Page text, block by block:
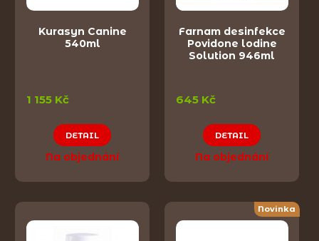
Kurasyn Canine
540ml
1 155 Kč
DETAIL
Na objednání
Farnam desinfekce
Povidone lodine
Solution 946ml
645 Kč
DETAIL
Na objednání
Novinka